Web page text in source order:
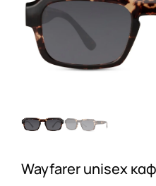
Wayfarer unisex